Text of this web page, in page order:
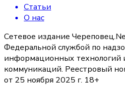
Статьи
О нас
Сетевое издание
Федеральной службой по
информационных технологий
коммуникаций. Реестровый
от 25 ноября 2025 г. 18+